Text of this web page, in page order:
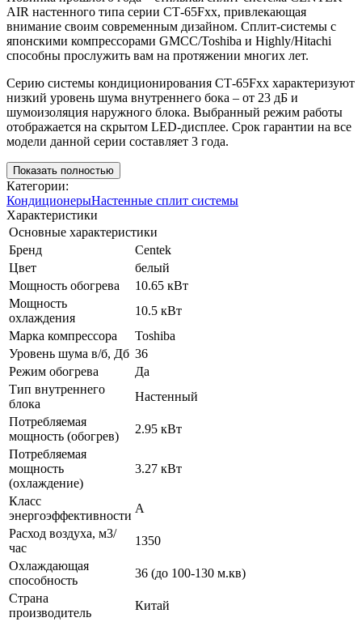
AIR настенного типа серии СТ-65Fxx, привлекающая
внимание своим современным дизайном. Сплит-системы с
японскими компрессорами GMCC/Toshiba и Highly/Hitachi
способны прослужить вам на протяжении многих лет.
Серию системы кондиционирования СТ-65Fxx характеризуют
низкий уровень шума внутреннего бока – от 23 дБ и
шумоизоляция наружного блока. Выбранный режим работы
отображается на скрытом LED-дисплее. Срок гарантии на все
модели данной серии составляет 3 года.
Показать полностью
Категории:
КондиционерыНастенные сплит системы
Характеристики
Основные характеристики
Бренд
Centek
Цвет
белый
Мощность обогрева
10.65 кВт
Мощность
охлаждения
10.5 кВт
Марка компрессора
Toshiba
Уровень шума в/б, Дб 36
Режим обогрева
Да
Тип внутреннего
блока
Настенный
Потребляемая
мощность (обогрев)
2.95 кВт
Потребляемая
мощность
(охлаждение)
3.27 кВт
Класс
энергоэффективности
A
Расход воздуха, м3/
час
1350
Охлаждающая
способность
36 (до 100-130 м.кв)
Страна
производитель
Китай